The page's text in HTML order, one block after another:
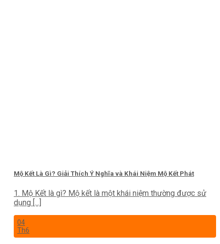
Mộ Kết Là Gì? Giải Thích Ý Nghĩa và Khái Niệm Mộ Kết Phát
1. Mộ Kết là gì? Mộ kết là một khái niệm thường được sử
dụng [...]
04
Th6